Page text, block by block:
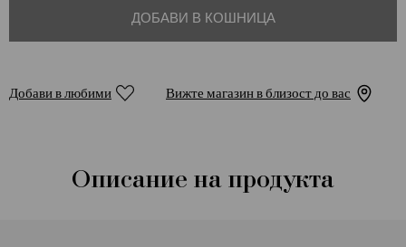
ДОБАВИ В КОШНИЦА
Добави в любими Вижте магазин в близост до вас
Описание на продукта